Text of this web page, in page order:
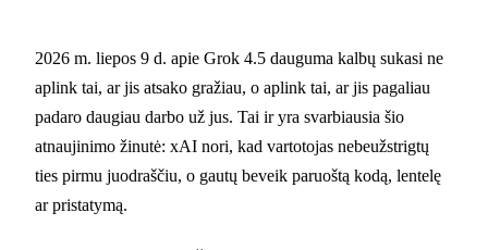
2026 m. liepos 9 d. apie Grok 4.5 dauguma kalbų sukasi ne
aplink tai, ar jis atsako gražiau, o aplink tai, ar jis pagaliau
padaro daugiau darbo už jus. Tai ir yra svarbiausia šio
atnaujinimo žinutė: xAI nori, kad vartotojas nebeužstrigtų
ties pirmu juodraščiu, o gautų beveik paruoštą kodą, lentelę
ar pristatymą.